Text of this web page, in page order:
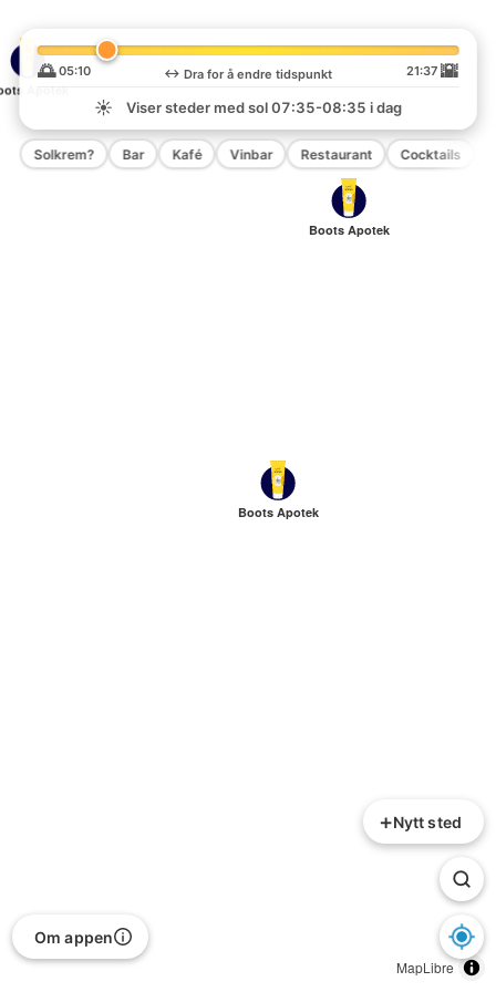
Boots Apotek
Boots Apotek
Apotek
MapLibre
+Nytt sted
🌅 05:10 ↔️ Dra for å endre tidspunkt 21:37 🌇
☀️
Viser steder med sol07:35-08:35 i dag
Solkrem? Bar Kafé Vinbar Restaurant Cocktails
Om appen